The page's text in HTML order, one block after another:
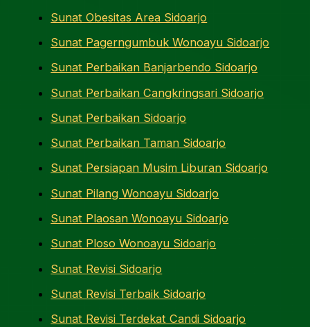
Sunat Obesitas Area Sidoarjo
Sunat Pagerngumbuk Wonoayu Sidoarjo
Sunat Perbaikan Banjarbendo Sidoarjo
Sunat Perbaikan Cangkringsari Sidoarjo
Sunat Perbaikan Sidoarjo
Sunat Perbaikan Taman Sidoarjo
Sunat Persiapan Musim Liburan Sidoarjo
Sunat Pilang Wonoayu Sidoarjo
Sunat Plaosan Wonoayu Sidoarjo
Sunat Ploso Wonoayu Sidoarjo
Sunat Revisi Sidoarjo
Sunat Revisi Terbaik Sidoarjo
Sunat Revisi Terdekat Candi Sidoarjo